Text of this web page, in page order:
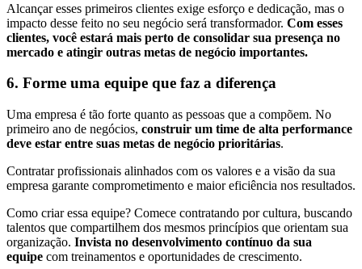
Alcançar esses primeiros clientes exige esforço e dedicação, mas o
impacto desse feito no seu negócio será transformador. Com esses
clientes, você estará mais perto de consolidar sua presença no
mercado e atingir outras metas de negócio importantes.
6. Forme uma equipe que faz a diferença
Uma empresa é tão forte quanto as pessoas que a compõem. No
primeiro ano de negócios, construir um time de alta performance
deve estar entre suas metas de negócio prioritárias.
Contratar profissionais alinhados com os valores e a visão da sua
empresa garante comprometimento e maior eficiência nos resultados.
Como criar essa equipe? Comece contratando por cultura, buscando
talentos que compartilhem dos mesmos princípios que orientam sua
organização. Invista no desenvolvimento contínuo da sua
equipe com treinamentos e oportunidades de crescimento.